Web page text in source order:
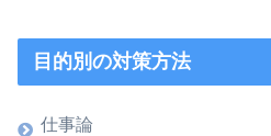
目的別の対策方法
仕事論